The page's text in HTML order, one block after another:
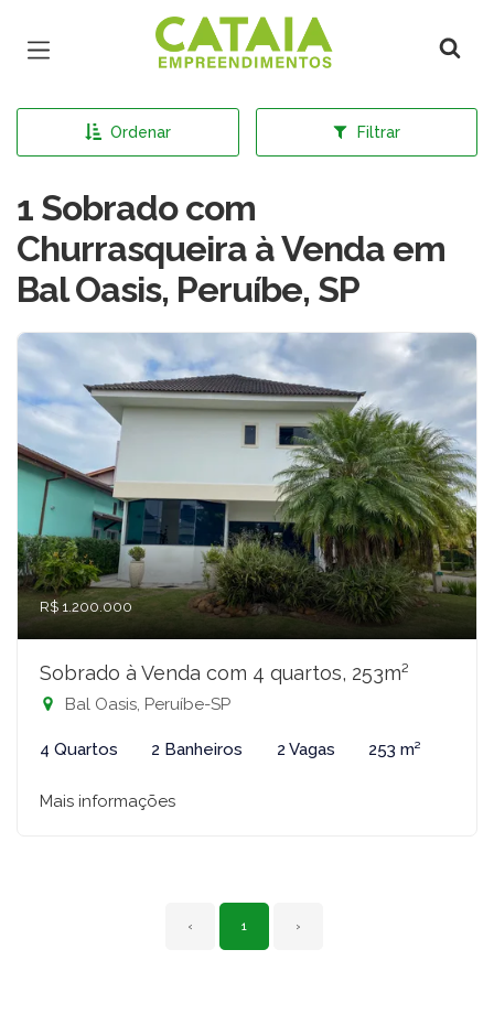
Página inicial
Ordenar Filtrar
1 Sobrado com
Churrasqueira à Venda em
Bal Oasis, Peruíbe, SP
R$ 1.200.000
Sobrado à Venda com 4 quartos, 253m²
Bal Oasis, Peruíbe-SP
4 Quartos 2 Banheiros 2 Vagas 253 m²
Mais informações
‹ 1 ›